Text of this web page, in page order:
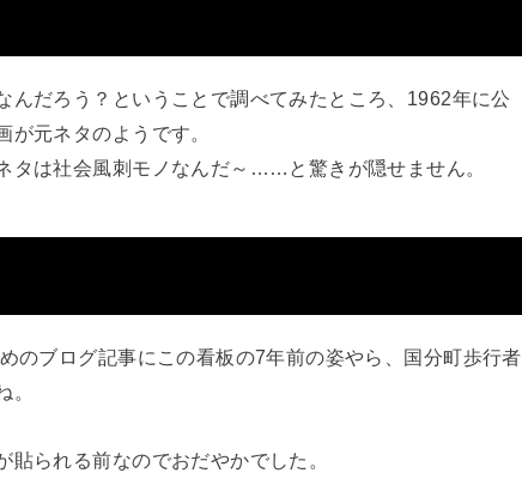
んだろう？ということで調べてみたところ、1962年に公
元ネタのようです。
タは社会風刺モノなんだ～……と驚きが隠せません。
のブログ記事にこの看板の7年前の姿やら、国分町歩行者
。
られる前なのでおだやかでした。